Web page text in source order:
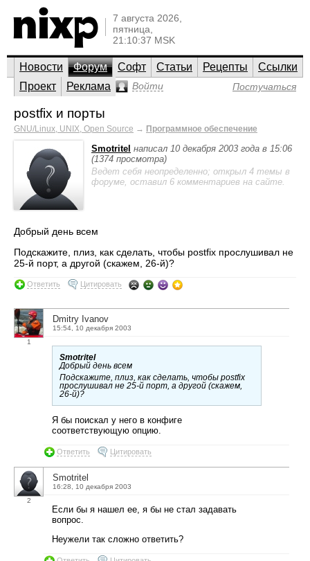
7 августа 2026,
пятница,
21:10:37 MSK
Новости Форум Софт Статьи Рецепты
Ссылки
Проект
Реклама Войти Постучаться
postfix и порты
GNU/Linux, UNIX, Open Source → Программное обеспечение
Smotritel написал 10 декабря 2003 года в 15:06
(1374 просмотра)
Ведет себя неопределенно; открыл 4 темы в
форуме, оставил 6 комментариев на сайте.
Добрый день всем
Подскажите, плиз, как сделать, чтобы postfix прослушивал не
25-й порт, а другой (скажем, 26-й)?
Ответить Цитировать
1
Dmitry Ivanov
15:54, 10 декабря 2003
Smotritel
Добрый день всем
Подскажите, плиз, как сделать, чтобы postfix
прослушивал не 25-й порт, а другой (скажем,
26-й)?
Я бы поискал у него в конфиге
соответствующую опцию.
Ответить Цитировать
2
Smotritel
16:28, 10 декабря 2003
Если бы я нашел ее, я бы не стал задавать
вопрос.
Неужели так сложно ответить?